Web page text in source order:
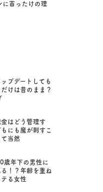
に首ったけの理
プデートしても
けは昔のまま？
金はどう管理す
にも魔が刺すこ
て当然
歳年下の男性に
！？年齢を重ね
テる女性